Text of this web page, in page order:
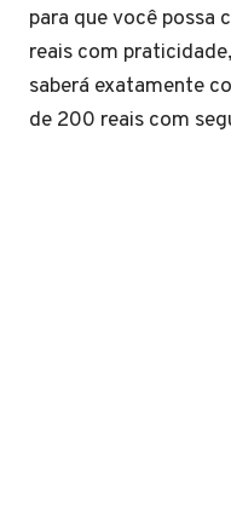
para que você
reais com
saberá exatamente
de 200 reais com